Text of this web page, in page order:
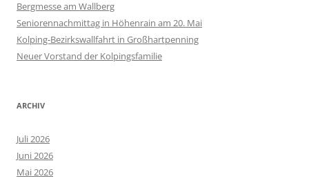
Bergmesse am Wallberg
Seniorennachmittag in Höhenrain am 20. Mai
Kolping-Bezirkswallfahrt in Großhartpenning
Neuer Vorstand der Kolpingsfamilie
ARCHIV
Juli 2026
Juni 2026
Mai 2026